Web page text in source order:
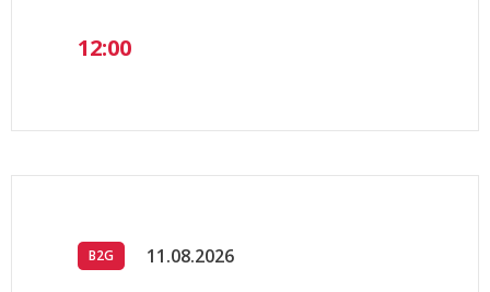
12:00
B2G 11.08.2026